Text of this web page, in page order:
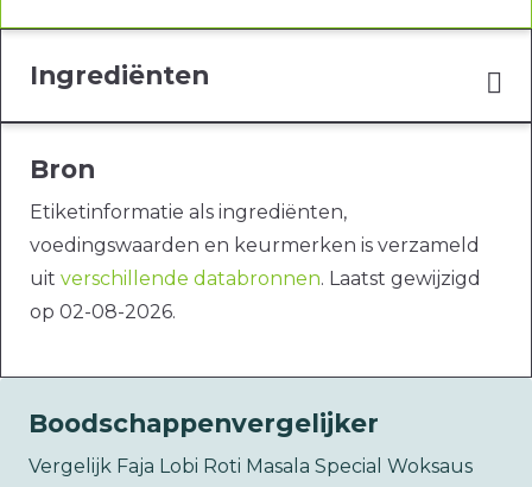
Ingrediënten
Bron
Etiketinformatie als ingrediënten,
voedingswaarden en keurmerken is verzameld
uit verschillende databronnen. Laatst gewijzigd
op 02-08-2026.
Boodschappenvergelijker
Vergelijk Faja Lobi Roti Masala Special Woksaus